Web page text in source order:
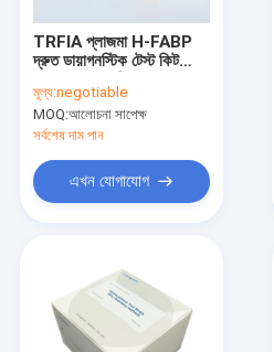
TRFIA প্লাজমা H-FABP
দ্রুত ডায়াগনস্টিক টেস্ট কিট
মূল্য:negotiable
MOQ:আলোচনা সাপেক্ষ
সর্বশেষ দাম পান
এখন যোগাযোগ